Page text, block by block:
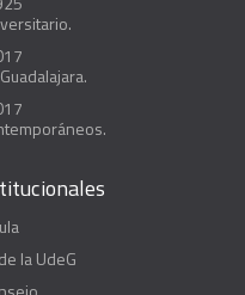
la UdeG